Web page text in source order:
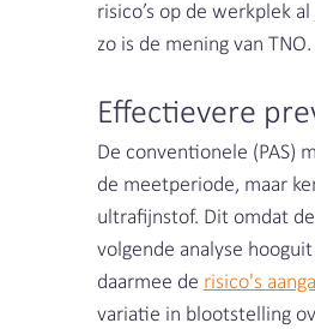
risico’s op de werkplek
zo is de mening van TNO.
Effectievere
De conventionele (PAS)
de meetperiode, maar
ultrafijnstof. Dit omdat
volgende analyse
daarmee de risico's
variatie in blootstelling